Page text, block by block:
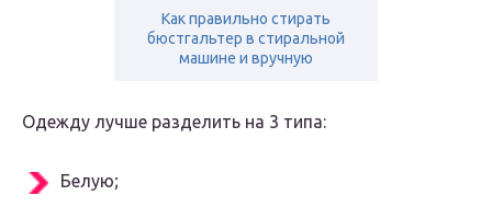
Как правильно стирать
бюстгальтер в стиральной
машине и вручную
Одежду лучше разделить на 3 типа:
Белую;